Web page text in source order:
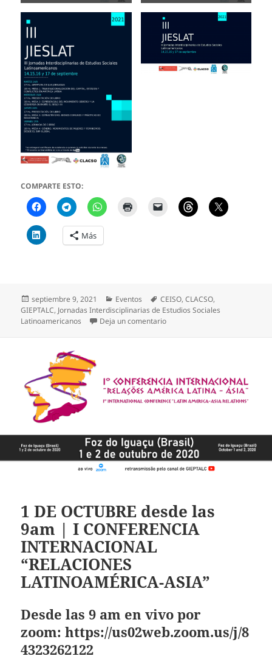
COMPARTE ESTO:
Más
Publicado
el
septiembre 9, 2021 Categorías
Eventos Etiquetas
CEISO,CLACSO,
GIEPTALC, Jornadas Interdisciplinarias de Estudios Sociales
Latinoamericanos
Deja un comentarioen III Jornadas
1 DE OCTUBRE desde las
9am | I CONFERENCIA
INTERNACIONAL
“RELACIONES
LATINOAMÉRICA-ASIA”
Desde las 9 am en vivo por
zoom:https://us02web.zoom.us/j/8
4323262122